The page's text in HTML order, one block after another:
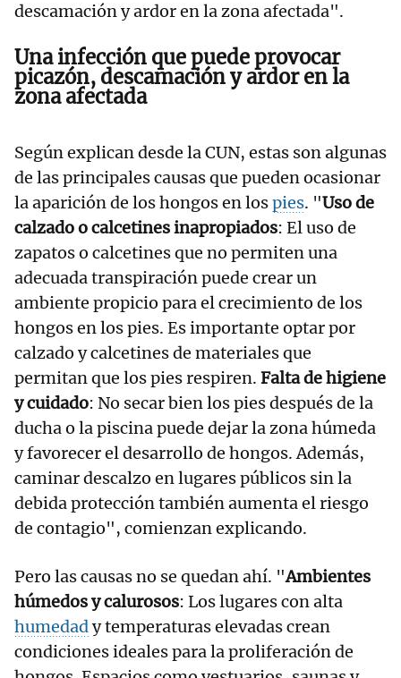
descamación y ardor en la zona afectada".
Una infección que puede provocar
picazón, descamación y ardor en la
zona afectada
Según explican desde la CUN, estas son algunas
de las principales causas que pueden ocasionar
la aparición de los hongos en lospies. "Uso de
calzado o calcetines inapropiados: El uso de
zapatos o calcetines que no permiten una
adecuada transpiración puede crear un
ambiente propicio para el crecimiento de los
hongos en los pies. Es importante optar por
calzado y calcetines de materiales que
permitan que los pies respiren. Falta de higiene
y cuidado: No secar bien los pies después de la
ducha o la piscina puede dejar la zona húmeda
y favorecer el desarrollo de hongos. Además,
caminar descalzo en lugares públicos sin la
debida protección también aumenta el riesgo
de contagio", comienzan explicando.
Pero las causas no se quedan ahí. "Ambientes
húmedos y calurosos: Los lugares con alta
humedady temperaturas elevadas crean
condiciones ideales para la proliferación de